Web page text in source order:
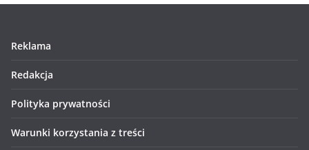
Reklama
Redakcja
Polityka prywatności
Warunki korzystania z treści